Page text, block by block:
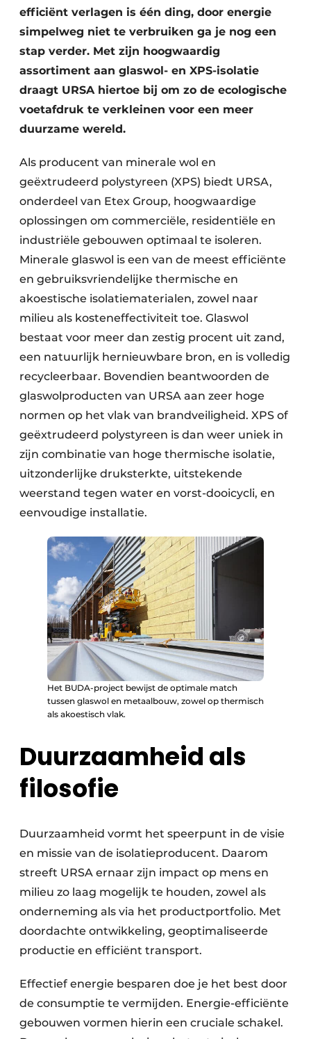
efficiënt verlagen is één ding, door energie
simpelweg niet te verbruiken ga je nog een
stap verder. Met zijn hoogwaardig
assortiment aan glaswol- en XPS-isolatie
draagt URSA hiertoe bij om zo de ecologische
voetafdruk te verkleinen voor een meer
duurzame wereld.
Als producent van minerale wol en
geëxtrudeerd polystyreen (XPS) biedt URSA,
onderdeel van Etex Group, hoogwaardige
oplossingen om commerciële, residentiële en
industriële gebouwen optimaal te isoleren.
Minerale glaswol is een van de meest efficiënte
en gebruiksvriendelijke thermische en
akoestische isolatiematerialen, zowel naar
milieu als kosteneffectiviteit toe. Glaswol
bestaat voor meer dan zestig procent uit zand,
een natuurlijk hernieuwbare bron, en is volledig
recycleerbaar. Bovendien beantwoorden de
glaswolproducten van URSA aan zeer hoge
normen op het vlak van brandveiligheid. XPS of
geëxtrudeerd polystyreen is dan weer uniek in
zijn combinatie van hoge thermische isolatie,
uitzonderlijke druksterkte, uitstekende
weerstand tegen water en vorst-dooicycli, en
eenvoudige installatie.
Het BUDA-project bewijst de optimale match
tussen glaswol en metaalbouw, zowel op thermisch
als akoestisch vlak.
Duurzaamheid als
filosofie
Duurzaamheid vormt het speerpunt in de visie
en missie van de isolatieproducent. Daarom
streeft URSA ernaar zijn impact op mens en
milieu zo laag mogelijk te houden, zowel als
onderneming als via het productportfolio. Met
doordachte ontwikkeling, geoptimaliseerde
productie en efficiënt transport.
Effectief energie besparen doe je het best door
de consumptie te vermijden. Energie-efficiënte
gebouwen vormen hierin een cruciale schakel.